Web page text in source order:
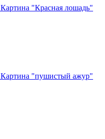
Картина "Красная лошадь"
Картина "пушистый ажур"